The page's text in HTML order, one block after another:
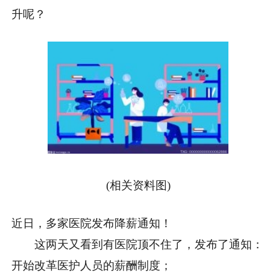
升呢？
(相关资料图)
近日，多家医院发布降薪通知！
这两天又看到有医院顶不住了，发布了通知：
开始改革医护人员的薪酬制度；